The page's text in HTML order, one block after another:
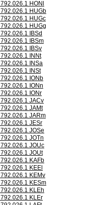
792.026.1 HONl
792.026.1 HUGb
792.026.1 HUGc
792.026.1 HUGg
792.026.1 IBSd
792.026.1 IBSm
792.026.1 IBSv
792.026.1 INNt
792.026.1 INSa
792.026.1 INSt
792.026.1 IONb
792.026.1 IONn
792.026.1 IONr
792.026.1 JACv
792.026.1 JAMt
792.026.1 JARm
792.026.1 JESr
792.026.1 JOSe
792.026.1 JOTn
792.026.1 JOUc
792.026.1 JOUt
792.026.1 KAFb
792.026.1 KEEl
792.026.1 KEMv
792.026.1 KESm
792.026.1 KLEh
792.026.1 KLEr